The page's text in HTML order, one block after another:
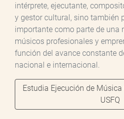
intérprete, ejecutante,
y gestor cultural, sino también
importante como parte de una
músicos profesionales y
función del avance constante
nacional e internacional.
Estudia Ejecución de
USFQ